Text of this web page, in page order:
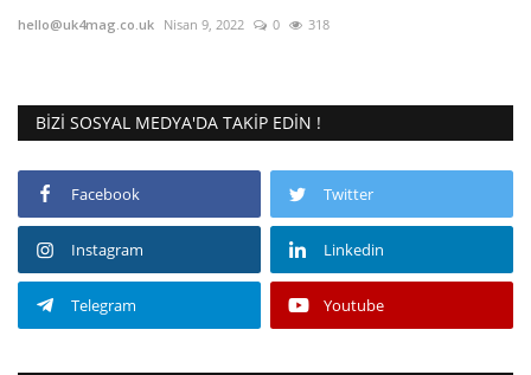
hello@uk4mag.co.uk Nisan 9, 2022 0 318
BIZI SOSYAL MEDYA'DA TAKIP EDIN !
Facebook Twitter
Instagram Linkedin
Telegram Youtube